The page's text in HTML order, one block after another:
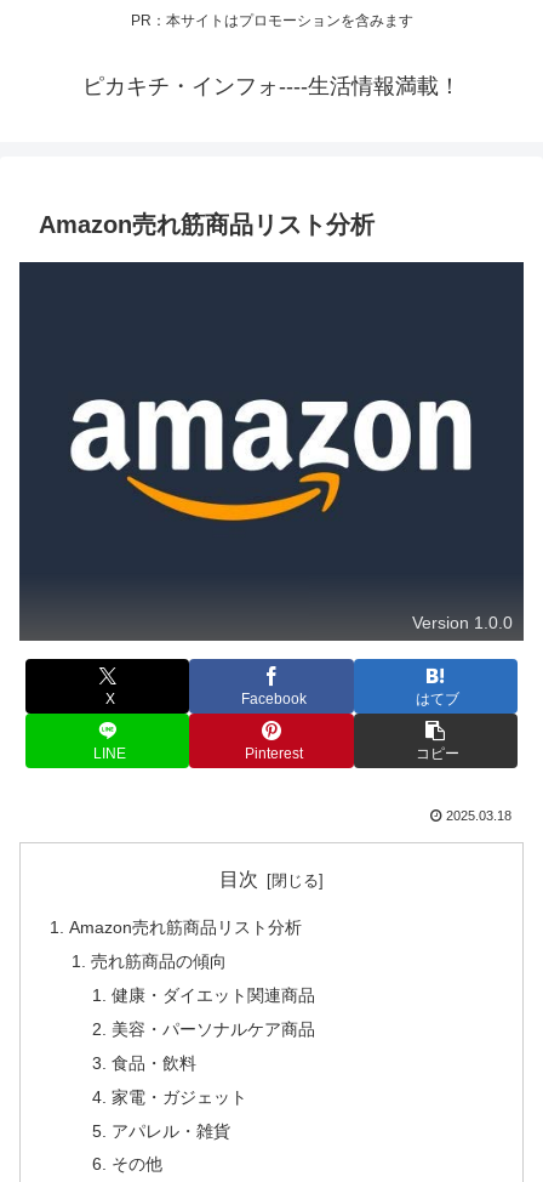
PR：本サイトはプロモーションを含みます
ピカキチ・インフォ----生活情報満載！
Amazon売れ筋商品リスト分析
Version 1.0.0
X Facebook はてブ
LINE Pinterest コピー
2025.03.18
目次
Amazon売れ筋商品リスト分析
売れ筋商品の傾向
健康・ダイエット関連商品
美容・パーソナルケア商品
食品・飲料
家電・ガジェット
アパレル・雑貨
その他